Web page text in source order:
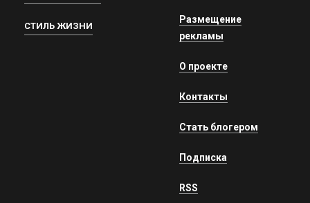
СТИЛЬ ЖИЗНИ
Размещение
рекламы
О проекте
Контакты
Стать блогером
Подписка
RSS